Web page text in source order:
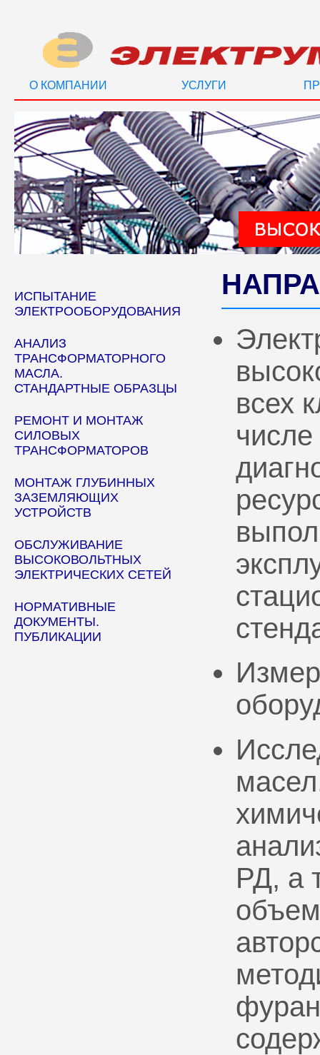
О КОМПАНИИ УСЛУГИ
ИСПЫТАНИЕ
ЭЛЕКТРООБОРУДОВАНИЯ
АНАЛИЗ
ТРАНСФОРМАТОРНОГО
МАСЛА.
СТАНДАРТНЫЕ ОБРАЗЦЫ
РЕМОНТ И МОНТАЖ
СИЛОВЫХ
ТРАНСФОРМАТОРОВ
МОНТАЖ ГЛУБИННЫХ
ЗАЗЕМЛЯЮЩИХ
УСТРОЙСТВ
ОБСЛУЖИВАНИЕ
ВЫСОКОВОЛЬТНЫХ
ЭЛЕКТРИЧЕСКИХ СЕТЕЙ
НОРМАТИВНЫЕ
ДОКУМЕНТЫ.
ПУБЛИКАЦИИ
всех
РД, а